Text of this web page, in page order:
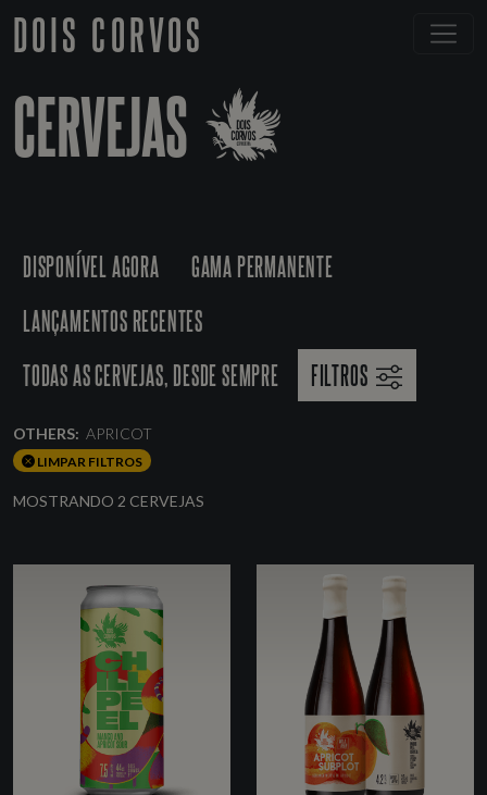
DOIS CORVOS
CERVEJAS
DISPONÍVEL AGORA
GAMA PERMANENTE
LANÇAMENTOS RECENTES
TODAS AS CERVEJAS, DESDE SEMPRE
FILTROS
OTHERS: APRICOT
LIMPAR FILTROS
MOSTRANDO 2 CERVEJAS